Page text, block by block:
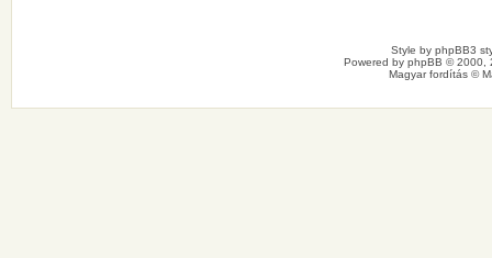
Style by phpBB3
Powered by phpBB © 2000,
Magyar fordítás ©